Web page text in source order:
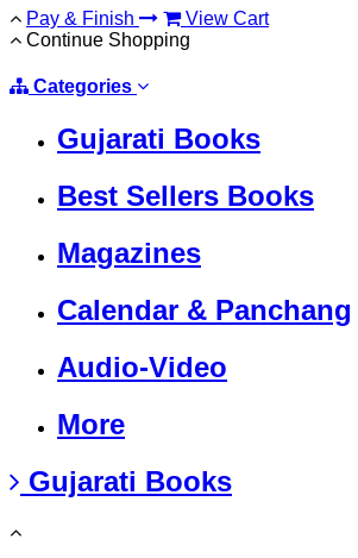
Pay & Finish
View Cart
Continue Shopping
Categories
Gujarati Books
Best Sellers Books
Magazines
Calendar & Panchang
Audio-Video
More
Gujarati Books